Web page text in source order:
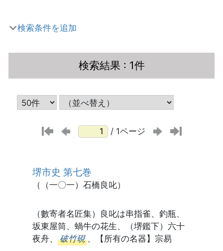
検索条件を追加
検索結果 : 1件
/ 1ページ
堺市史 第七巻
（（一〇一）石橋良叱）
（數寄者名匠集）良叱は串指雀、釣瓶、
坂東屋筒、蝸牛の花生、（堺鑑下）六十
夜舟、 破竹硯 、【所有の名器】宗易